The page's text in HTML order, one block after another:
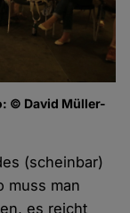
© David Müller-
(scheinbar)
muss man
es reicht